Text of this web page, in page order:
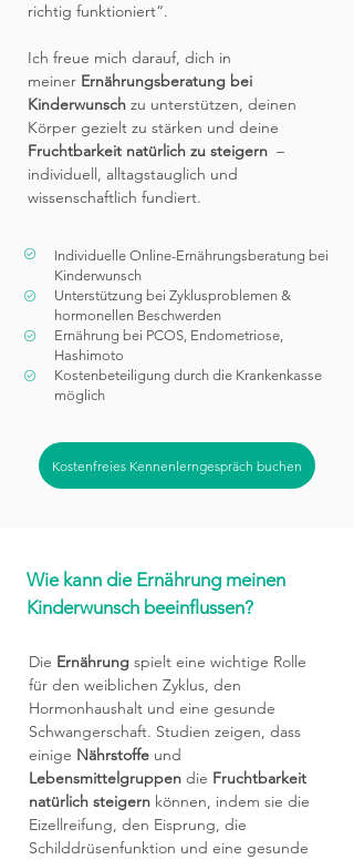
richtig funktioniert“.
Ich freue mich darauf, dich in
meiner Ernährungsberatung bei
Kinderwunsch zu unterstützen, deinen
Körper gezielt zu stärken und deine
Fruchtbarkeit natürlich zu steigern –
individuell, alltagstauglich und
wissenschaftlich fundiert.
Individuelle Online-Ernährungsberatung bei
Kinderwunsch
Unterstützung bei Zyklusproblemen &
hormonellen Beschwerden
Ernährung bei PCOS, Endometriose,
Hashimoto
Kostenbeteiligung durch die Krankenkasse
möglich
Kostenfreies Kennenlerngespräch buchen
Wie kann die Ernährung meinen
Kinderwunsch beeinflussen?
Die Ernährung spielt eine wichtige Rolle
für den weiblichen Zyklus, den
Hormonhaushalt und eine gesunde
Schwangerschaft. Studien zeigen, dass
einige Nährstoffe und
Lebensmittelgruppen die Fruchtbarkeit
natürlich steigern können, indem sie die
Eizellreifung, den Eisprung, die
Schilddrüsenfunktion und eine gesunde